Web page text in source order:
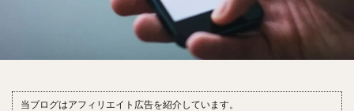
当ブログはアフィリエイト広告を紹介しています。